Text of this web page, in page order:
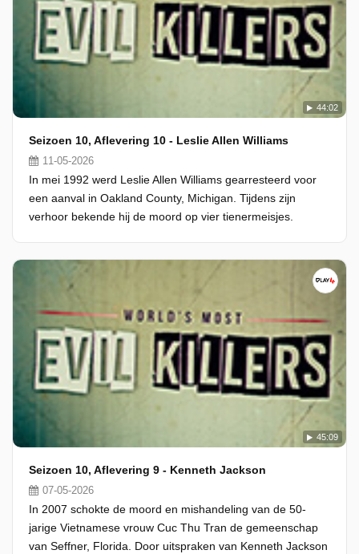
44:02
Seizoen 10, Aflevering 10 - Leslie Allen Williams
11-05-2026
In mei 1992 werd Leslie Allen Williams gearresteerd voor
een aanval in Oakland County, Michigan. Tijdens zijn
verhoor bekende hij de moord op vier tienermeisjes.
45:09
Seizoen 10, Aflevering 9 - Kenneth Jackson
07-05-2026
In 2007 schokte de moord en mishandeling van de 50-
jarige Vietnamese vrouw Cuc Thu Tran de gemeenschap
van Seffner, Florida. Door uitspraken van Kenneth Jackson